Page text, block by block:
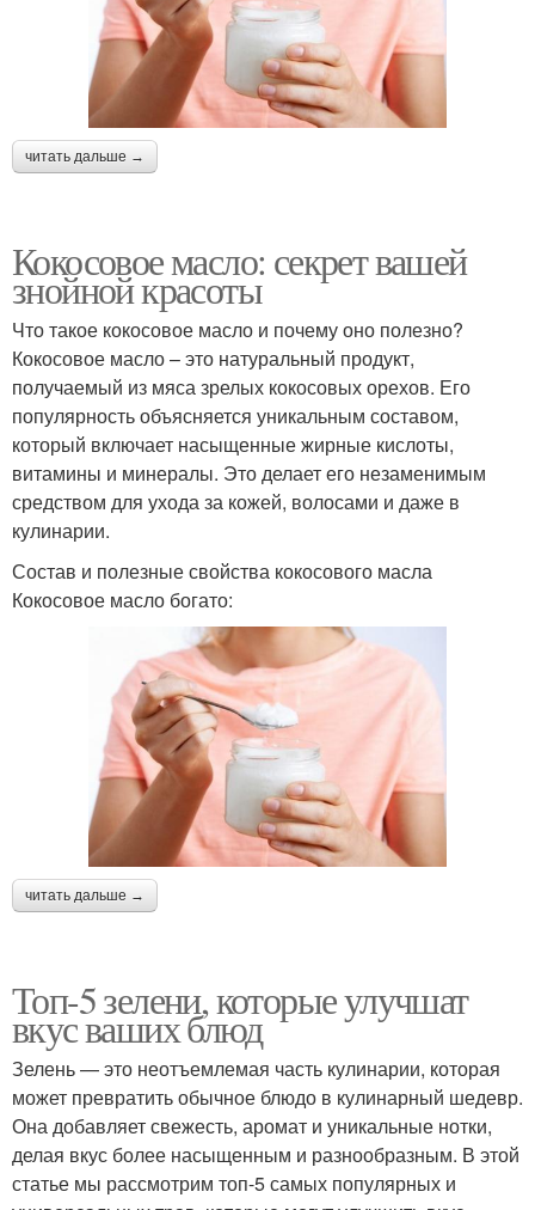
читать дальше →
Кокосовое масло: секрет вашей
знойной красоты
Что такое кокосовое масло и почему оно полезно?
Кокосовое масло – это натуральный продукт,
получаемый из мяса зрелых кокосовых орехов. Его
популярность объясняется уникальным составом,
который включает насыщенные жирные кислоты,
витамины и минералы. Это делает его незаменимым
средством для ухода за кожей, волосами и даже в
кулинарии.
Состав и полезные свойства кокосового масла
Кокосовое масло богато:
читать дальше →
Топ-5 зелени, которые улучшат
вкус ваших блюд
Зелень — это неотъемлемая часть кулинарии, которая
может превратить обычное блюдо в кулинарный шедевр.
Она добавляет свежесть, аромат и уникальные нотки,
делая вкус более насыщенным и разнообразным. В этой
статье мы рассмотрим топ-5 самых популярных и